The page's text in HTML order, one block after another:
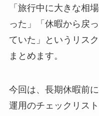
「旅行中に大きな相
った」「休暇から戻
ていた」というリス
まとめます。
今回は、長期休暇前
運用のチェックリス